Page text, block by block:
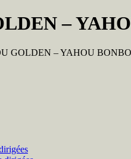
–
GOLDEN – YAHOU